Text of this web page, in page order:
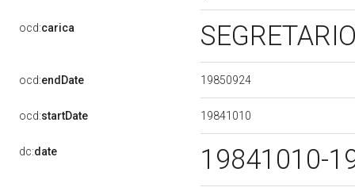
ocd:carica
ocd:endDate 19850924
ocd:startDate 19841010
dc:date 19841010-